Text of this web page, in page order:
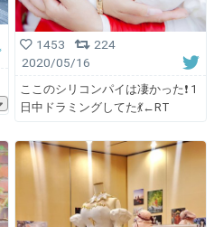
1453
224
2020/05/16
ここのシリコンパイは凄かった❗ 1
日中ドラミングしてた💃←RT